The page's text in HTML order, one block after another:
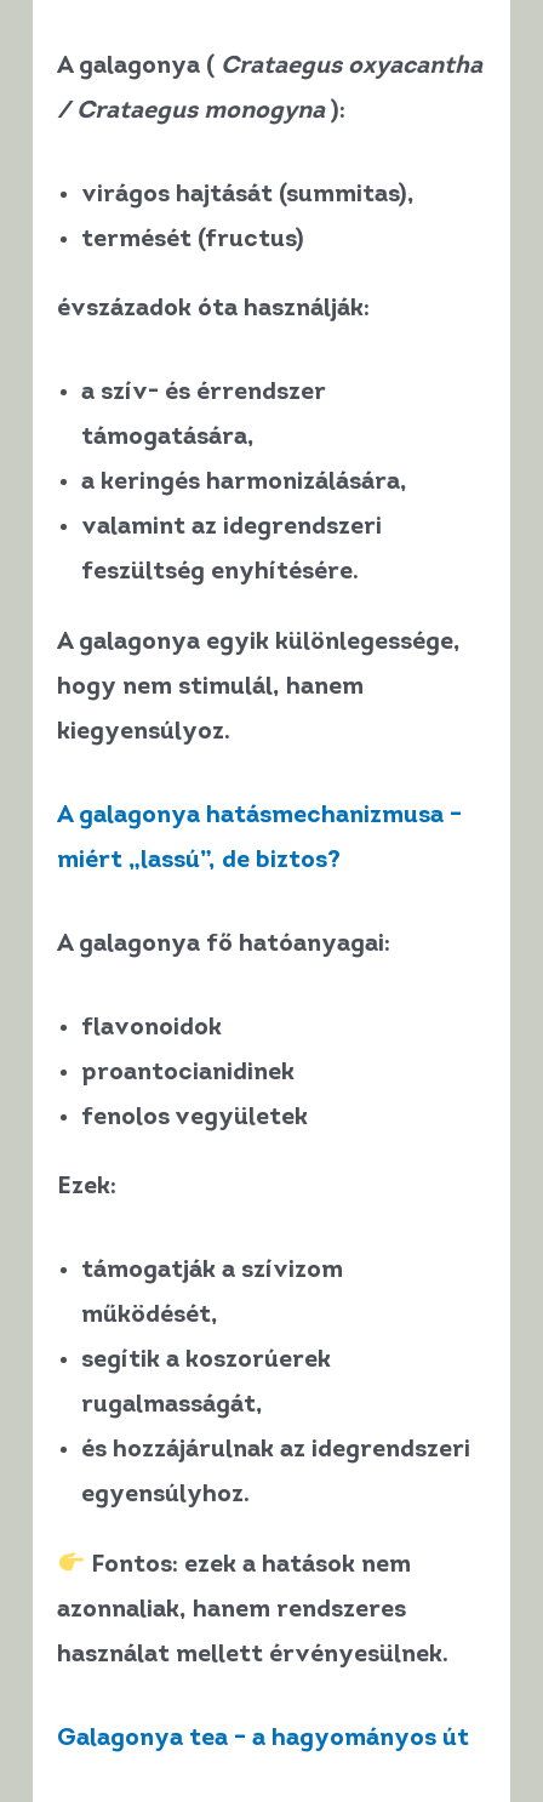
A galagonya ( Crataegus oxyacantha
/ Crataegus monogyna):
virágos hajtását (summitas),
termését (fructus)
évszázadok óta használják:
a szív- és érrendszer
támogatására,
a keringés harmonizálására,
valamint az idegrendszeri
feszültség enyhítésére.
A galagonya egyik különlegessége,
hogy nem stimulál, hanem
kiegyensúlyoz.
A galagonya hatásmechanizmusa –
miért „lassú”, de biztos?
A galagonya fő hatóanyagai:
flavonoidok
proantocianidinek
fenolos vegyületek
Ezek:
támogatják a szívizom
működését,
segítik a koszorúerek
rugalmasságát,
és hozzájárulnak az idegrendszeri
egyensúlyhoz.
Fontos: ezek a hatások nem
azonnaliak, hanem rendszeres
használat mellett érvényesülnek.
Galagonya tea – a hagyományos út